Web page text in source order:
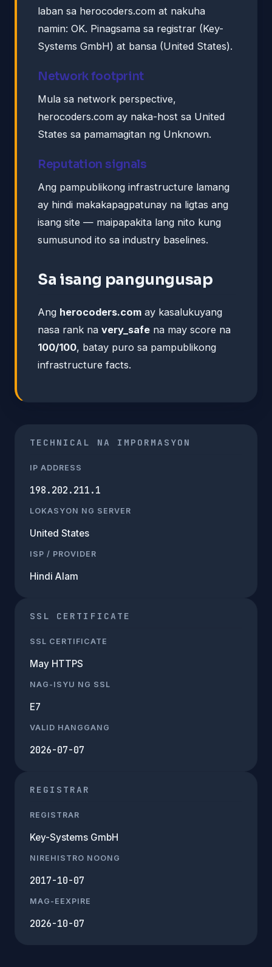
laban sa herocoders.com at nakuha
namin: OK. Pinagsama sa registrar (Key-
Systems GmbH) at bansa (United States).
Network footprint
Mula sa network perspective,
herocoders.com ay naka-host sa United
States sa pamamagitan ng Unknown.
Reputation signals
Ang pampublikong infrastructure lamang
ay hindi makakapagpatunay na ligtas ang
isang site — maipapakita lang nito kung
sumusunod ito sa industry baselines.
Sa isang pangungusap
Ang herocoders.com ay kasalukuyang
nasa rank na very_safe na may score na
100/100, batay puro sa pampublikong
infrastructure facts.
TECHNICAL NA IMPORMASYON
IP ADDRESS
198.202.211.1
LOKASYON NG SERVER
United States
ISP / PROVIDER
Hindi Alam
SSL CERTIFICATE
SSL CERTIFICATE
May HTTPS
NAG-ISYU NG SSL
E7
VALID HANGGANG
2026-07-07
REGISTRAR
REGISTRAR
Key-Systems GmbH
NIREHISTRO NOONG
2017-10-07
MAG-EEXPIRE
2026-10-07